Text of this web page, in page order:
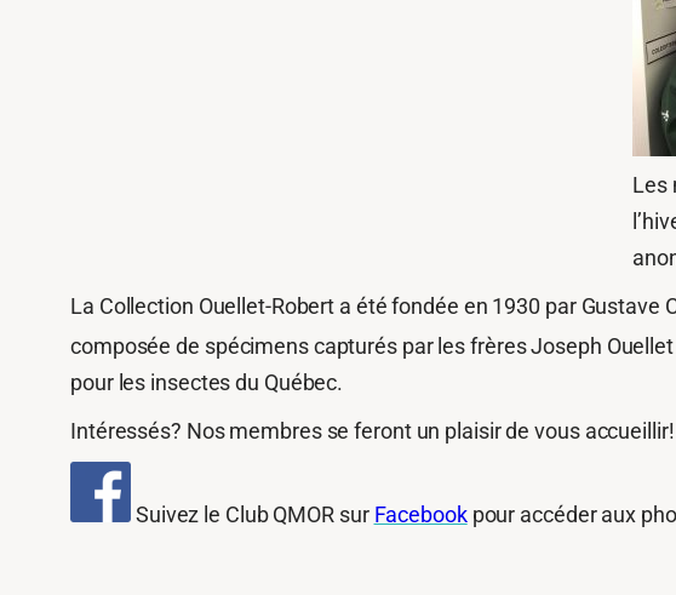
Les
La Collection Ouellet-Robert a été fondée en 1930 par
composée de spécimens capturés par les frères Joseph
pour les insectes du Québec.
Intéressés? Nos membres se feront un plaisir de vous accueillir!
Suivez le Club QMOR sur Facebookpour accéder aux